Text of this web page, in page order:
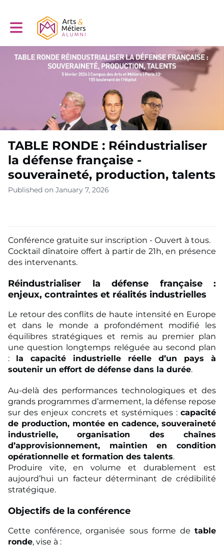
Toggle main navigation
TABLE RONDE : Réindustrialiser
la défense française -
souveraineté, production, talents
Published on January 7, 2026
Conférence gratuite sur inscription - Ouvert à tous.
Cocktail dînatoire offert à partir de 21h, en présence
des intervenants.
Réindustrialiser la défense française :
enjeux, contraintes et réalités industrielles
Le retour des conflits de haute intensité en Europe
et dans le monde a profondément modifié les
équilibres stratégiques et remis au premier plan
une question longtemps reléguée au second plan
: la capacité industrielle réelle d’un pays à
soutenir un effort de défense dans la durée.
Au-delà des performances technologiques et des
grands programmes d’armement, la défense repose
sur des enjeux concrets et systémiques : capacité
de production, montée en cadence, souveraineté
industrielle, organisation des chaînes
d’approvisionnement, maintien en condition
opérationnelle et formation des talents.
Produire vite, en volume et durablement est
aujourd’hui un facteur déterminant de crédibilité
stratégique.
Objectifs de la conférence
Cette conférence, organisée sous forme de table
ronde, vise à :